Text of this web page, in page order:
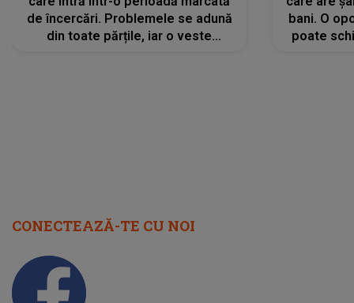
de încercări. Problemele se adună
din toate părțile, iar o veste
bani. O
poate
CONECTEAZĂ-TE CU NOI